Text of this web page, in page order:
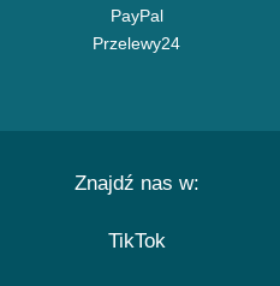
PayPal
Przelewy24
Znajdź nas w:
TikTok